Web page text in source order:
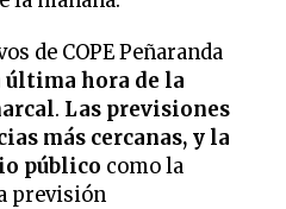
de COPE Peñaranda
última hora de la
. Las previsiones
más cercanas, y la
público como la
previsión